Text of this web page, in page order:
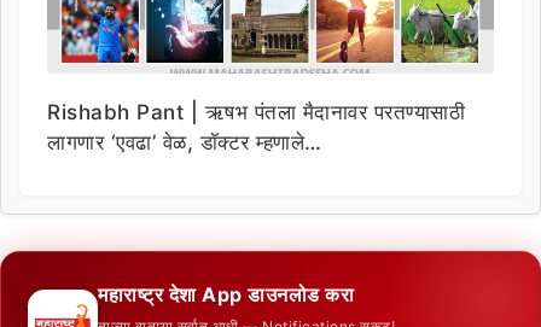
Rishabh Pant | ऋषभ पंतला मैदानावर परतण्यासाठी
लागणार ‘एवढा’ वेळ, डॉक्टर म्हणाले…
महाराष्ट्र देशा App डाउनलोड करा